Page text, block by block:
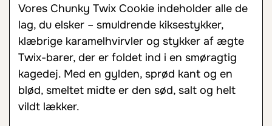
Vores Chunky Twix Cookie indeholder alle de
lag, du elsker – smuldrende kiksestykker,
klæbrige karamelhvirvler og stykker af ægte
Twix-barer, der er foldet ind i en smøragtig
kagedej. Med en gylden, sprød kant og en
blød, smeltet midte er den sød, salt og helt
vildt lækker.